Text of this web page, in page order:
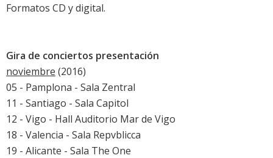
Formatos CD y digital.
Gira de conciertos presentación
noviembre (2016)
05 - Pamplona - Sala Zentral
11 - Santiago - Sala Capitol
12 - Vigo - Hall Auditorio Mar de Vigo
18 - Valencia - Sala Repvblicca
19 - Alicante - Sala The One